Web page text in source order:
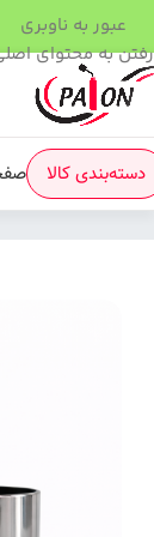
عبور به ناوبری
رفتن به محتوای
دسته‌بندی کالا
فروشگاه /